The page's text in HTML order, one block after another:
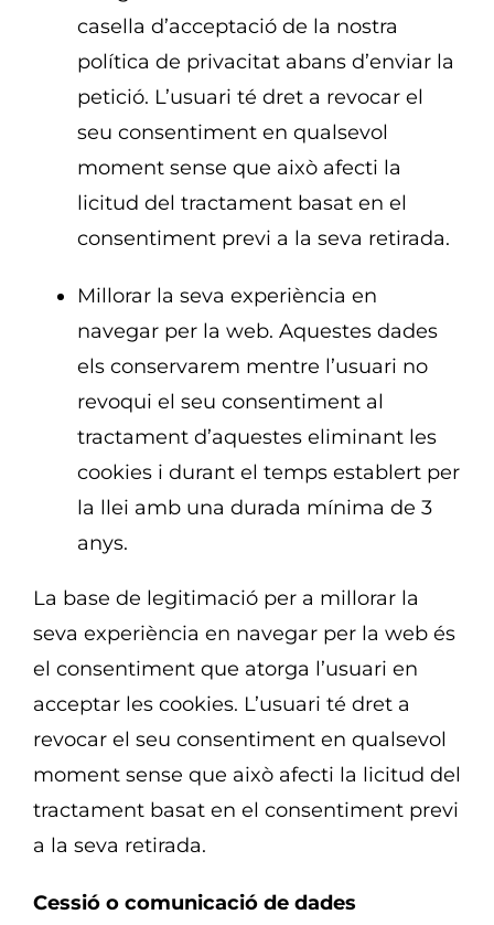
casella d’acceptació de la nostra
política de privacitat abans d’enviar la
petició. L’usuari té dret a revocar el
seu consentiment en qualsevol
moment sense que això afecti la
licitud del tractament basat en el
consentiment previ a la seva retirada.
Millorar la seva experiència en
navegar per la web. Aquestes dades
els conservarem mentre l’usuari no
revoqui el seu consentiment al
tractament d’aquestes eliminant les
cookies i durant el temps establert per
la llei amb una durada mínima de 3
anys.
La base de legitimació per a millorar la
seva experiència en navegar per la web és
el consentiment que atorga l’usuari en
acceptar les cookies. L’usuari té dret a
revocar el seu consentiment en qualsevol
moment sense que això afecti la licitud del
tractament basat en el consentiment previ
a la seva retirada.
Cessió o comunicació de dades